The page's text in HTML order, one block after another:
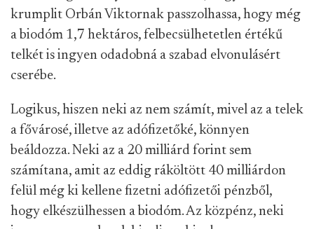
krumplit Orbán Viktornak passzolhassa, hogy még
a biodóm 1,7 hektáros, felbecsülhetetlen értékű
telkét is ingyen odadobná a szabad elvonulásért
cserébe.
Logikus, hiszen neki az nem számít, mivel az a telek
a fővárosé, illetve az adófizetőké, könnyen
beáldozza. Neki az a 20 milliárd forint sem
számítana, amit az eddig ráköltött 40 milliárdon
felül még ki kellene fizetni adófizetői pénzből,
hogy elkészülhessen a biodóm. Az közpénz, neki